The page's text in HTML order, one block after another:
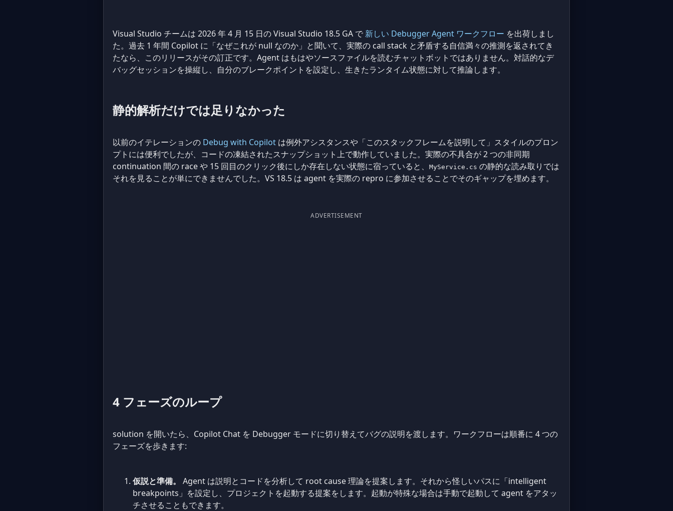
Visual Studio チームは 2026 年 4 月 15 日の Visual Studio 18.5 GA で 新しい Debugger Agent ワークフロー を出荷しまし
た。過去 1 年間 Copilot に「なぜこれが null なのか」と聞いて、実際の call stack と矛盾する自信満々の推測を返されてき
たなら、このリリースがその訂正です。Agent はもはやソースファイルを読むチャットボットではありません。対話的なデ
バッグセッションを操縦し、自分のブレークポイントを設定し、生きたランタイム状態に対して推論します。
静的解析だけでは足りなかった
以前のイテレーションの Debug with Copilot は例外アシスタンスや「このスタックフレームを説明して」スタイルのプロン
プトには便利でしたが、コードの凍結されたスナップショット上で動作していました。実際の不具合が 2 つの非同期
continuation 間の race や 15 回目のクリック後にしか存在しない状態に宿っていると、
MyService.cs の静的な読み取りでは
それを見ることが単にできませんでした。VS 18.5 は agent を実際の repro に参加させることでそのギャップを埋めます。
ADVERTISEMENT
4 フェーズのループ
solution を開いたら、Copilot Chat を Debugger モードに切り替えてバグの説明を渡します。ワークフローは順番に 4 つの
フェーズを歩きます:
仮説と準備。
Agent は説明とコードを分析して root cause 理論を提案します。それから怪しいパスに「intelligent
breakpoints」を設定し、プロジェクトを起動する提案をします。起動が特殊な場合は手動で起動して agent をアタッ
チさせることもできます。